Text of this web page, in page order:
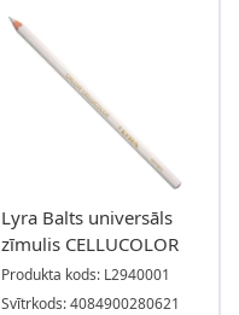
Lyra Balts universāls
zīmulis CELLUCOLOR
Produkta kods: L2940001
Svītrkods: 4084900280621